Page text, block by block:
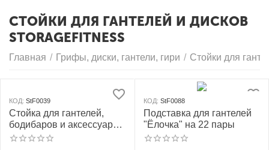
СТОЙКИ ДЛЯ ГАНТЕЛЕЙ И ДИСКОВ
STORAGEFITNESS
Главная / Грифы, диски, гантели, гири / Стойки для
КОД: StF0039
Стойка для гантелей,
бодибаров и аксессуаров
"Ёлочка"
КОД: StF0088
Подставка для гантелей
"Ёлочка" на 22 пары